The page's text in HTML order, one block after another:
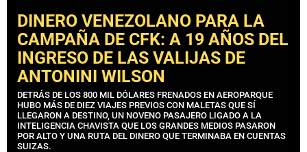
DINERO VENEZOLANO PARA LA
CAMPAÑA DE CFK: A 19 AÑOS DEL
INGRESO DE LAS VALIJAS DE
ANTONINI WILSON
DETRÁS DE LOS 800 MIL DÓLARES FRENADOS EN AEROPARQUE
HUBO MÁS DE DIEZ VIAJES PREVIOS CON MALETAS QUE SÍ
LLEGARON A DESTINO, UN NOVENO PASAJERO LIGADO A LA
INTELIGENCIA CHAVISTA QUE LOS GRANDES MEDIOS PASARON
POR ALTO Y UNA RUTA DEL DINERO QUE TERMINABA EN CUENTAS
SUIZAS.